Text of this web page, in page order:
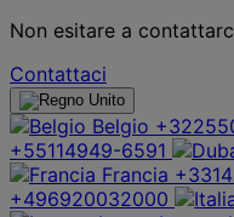
Non esitare a
Contattaci
Belgio
+55114949-6591
Francia
+496920032000